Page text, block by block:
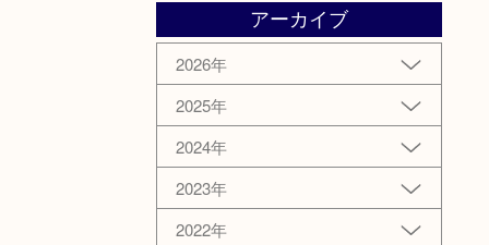
アーカイブ
2026年
2025年
2024年
2023年
2022年